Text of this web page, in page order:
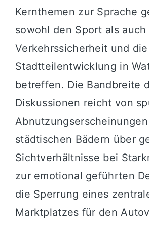
Kernthemen zur Sprache
sowohl den Sport als auch
Verkehrssicherheit und die
Stadtteilentwicklung in
betreffen. Die Bandbreite
Diskussionen reicht von
städtischen Bädern über
Sichtverhältnisse bei
zur emotional geführten
die Sperrung eines
Marktplatzes für den